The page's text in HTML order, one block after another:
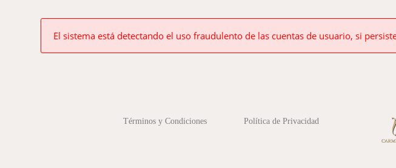
El sistema está detectando el uso fraudulento de las cuentas de usuario, si
Términos y Condiciones Política de Privacidad